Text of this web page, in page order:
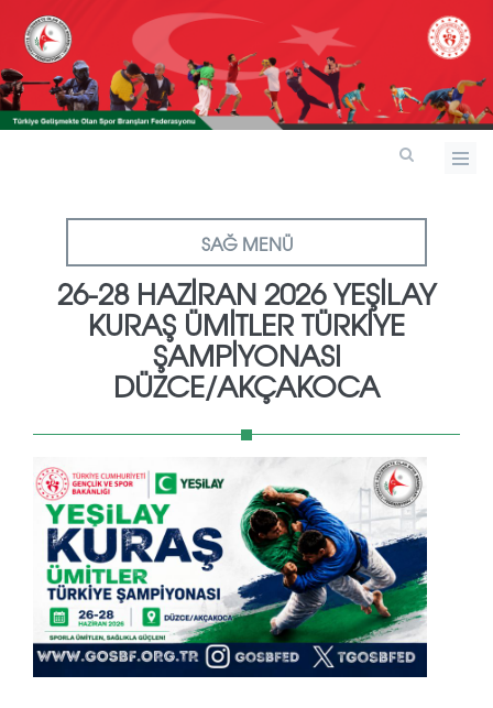
SAĞ MENÜ
26-28 HAZİRAN 2026 YEŞİLAY
KURAŞ ÜMİTLER TÜRKİYE
ŞAMPİYONASI
DÜZCE/AKÇAKOCA